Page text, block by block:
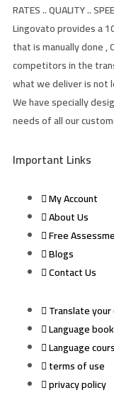
RATES .. QUALITY ..
Lingovato provides a
that is manually done ,
competitors in the
what we deliver is not
We have specially
needs of all our
Important Links
My Account
About Us
Free
Blogs
Contact Us
Translate
Language
Language
terms of use
privacy policy